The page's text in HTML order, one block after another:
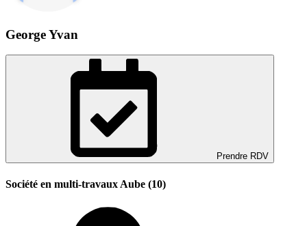
George Yvan
Prendre RDV
Société en multi-travaux Aube (10)